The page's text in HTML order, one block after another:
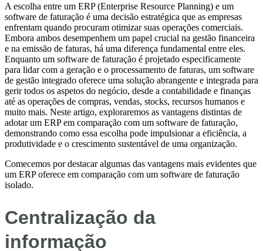
A escolha entre um ERP (Enterprise Resource Planning) e um
software de faturação é uma decisão estratégica que as empresas
enfrentam quando procuram otimizar suas operações comerciais.
Embora ambos desempenhem um papel crucial na gestão financeira
e na emissão de faturas, há uma diferença fundamental entre eles.
Enquanto um software de faturação é projetado especificamente
para lidar com a geração e o processamento de faturas, um software
de gestão integrado oferece uma solução abrangente e integrada para
gerir todos os aspetos do negócio, desde a contabilidade e finanças
até as operações de compras, vendas, stocks, recursos humanos e
muito mais. Neste artigo, exploraremos as vantagens distintas de
adotar um ERP em comparação com um software de faturação,
demonstrando como essa escolha pode impulsionar a eficiência, a
produtividade e o crescimento sustentável de uma organização.
Comecemos por destacar algumas das vantagens mais evidentes que
um ERP oferece em comparação com um software de faturação
isolado.
Centralização da
informação